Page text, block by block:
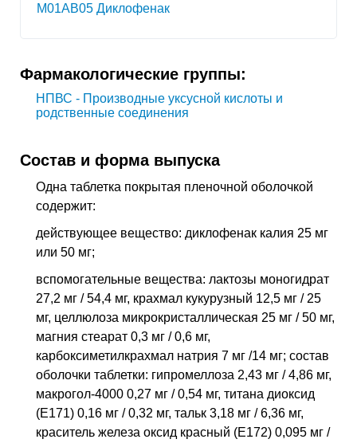
M01AB05 Диклофенак
Фармакологические группы:
НПВС - Производные уксусной кислоты и
родственные соединения
Состав и форма выпуска
Одна таблетка покрытая пленочной оболочкой
содержит:
действующее вещество: диклофенак калия 25 мг
или 50 мг;
вспомогательные вещества: лактозы моногидрат
27,2 мг / 54,4 мг, крахмал кукурузный 12,5 мг / 25
мг, целлюлоза микрокристаллическая 25 мг / 50 мг,
магния стеарат 0,3 мг / 0,6 мг,
карбоксиметилкрахмал натрия 7 мг /14 мг; состав
оболочки таблетки: гипромеллоза 2,43 мг / 4,86 мг,
макрогол-4000 0,27 мг / 0,54 мг, титана диоксид
(Е171) 0,16 мг / 0,32 мг, тальк 3,18 мг / 6,36 мг,
краситель железа оксид красный (Е172) 0,095 мг /